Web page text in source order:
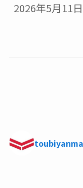
2026年5月11